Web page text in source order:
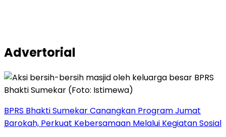
Advertorial
BPRS Bhakti Sumekar Canangkan Program Jumat
Barokah, Perkuat Kebersamaan Melalui Kegiatan Sosial